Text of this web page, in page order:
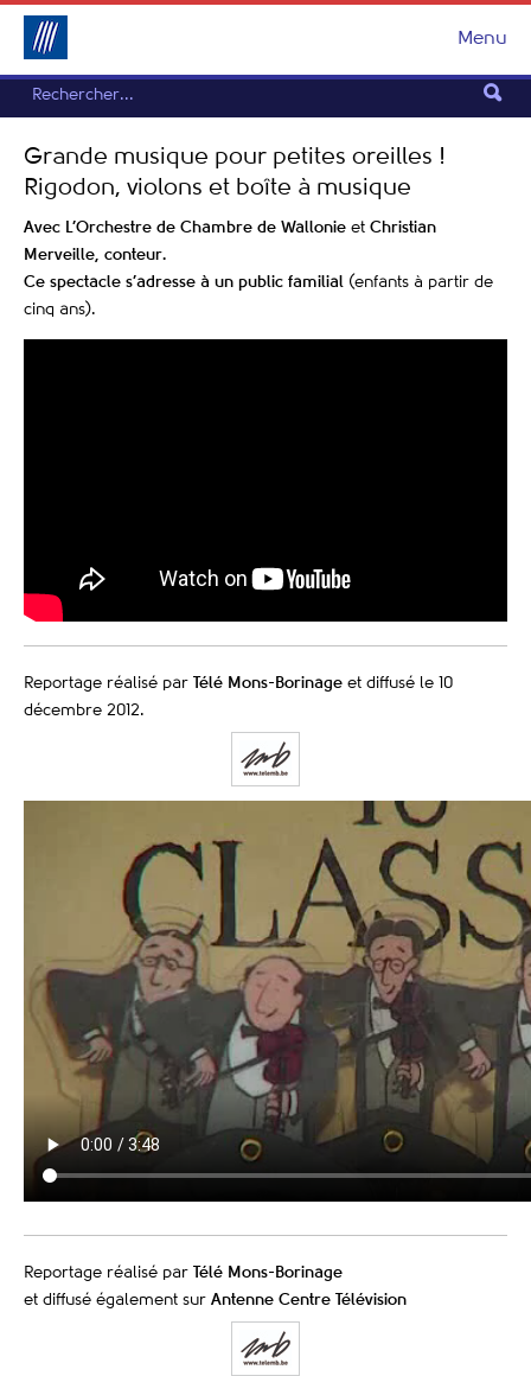
Menu
Grande musique pour petites oreilles !
Rigodon, violons et boîte à musique
Avec L’Orchestre de Chambre de Wallonie et Christian
Merveille, conteur.
Ce spectacle s’adresse à un public familial (enfants à partir de
cinq ans).
Reportage réalisé par Télé Mons-Borinage et diffusé le 10
décembre 2012.
Reportage réalisé par
Télé Mons-Borinage
et diffusé également sur Antenne Centre Télévision